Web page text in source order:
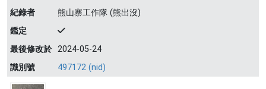
紀錄者
熊山寨工作隊 (熊出沒)
鑑定
最後修改於 2024-05-24
識別號
497172 (nid)